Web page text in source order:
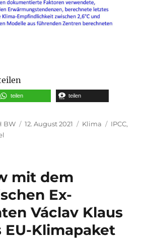
des Goddard-Instituts der NOAA
teilen teilen
BW
Veröffentlicht
12. August 2021 Kategorien
Klima IPCC,
mit dem
Ex-
Václav Klaus
EU-Klimapaket